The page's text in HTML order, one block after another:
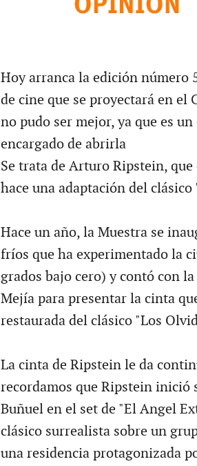
Hoy arranca la edición número
de cine que se proyectará en el
no pudo ser mejor, ya que es
encargado de abrirla
Se trata de Arturo Ripstein,
hace una adaptación del
Hace un año, la Muestra se
fríos que ha experimentado la
grados bajo cero) y contó con
Mejía para presentar la cinta
restaurada del clásico "Los
La cinta de Ripstein le da
recordamos que Ripstein inició
Buñuel en el set de "El Angel
clásico surrealista sobre un
una residencia protagonizada